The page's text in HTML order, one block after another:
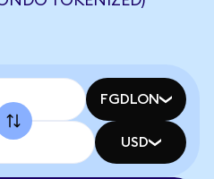
FGDLON
USD